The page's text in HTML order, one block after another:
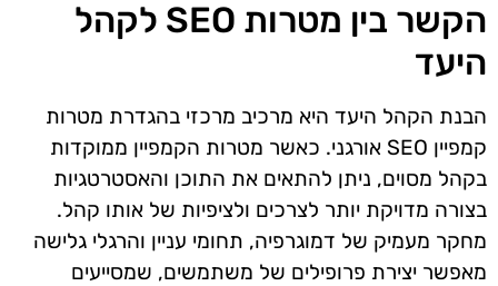
הקשר בין מטרות SEO לקהל
היעד
הבנת הקהל היעד היא מרכיב מרכזי בהגדרת מטרות
קמפיין SEO אורגני. כאשר מטרות הקמפיין ממוקדות
בקהל מסוים, ניתן להתאים את התוכן והאסטרטגיות
בצורה מדויקת יותר לצרכים ולציפיות של אותו קהל.
מחקר מעמיק של דמוגרפיה, תחומי עניין והרגלי גלישה
מאפשר יצירת פרופילים של משתמשים, שמסייעים